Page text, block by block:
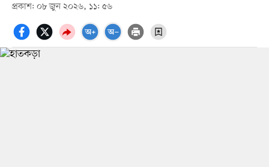
প্রকাশ: ০৮ জুন ২০২৬, ১১: ৫৬